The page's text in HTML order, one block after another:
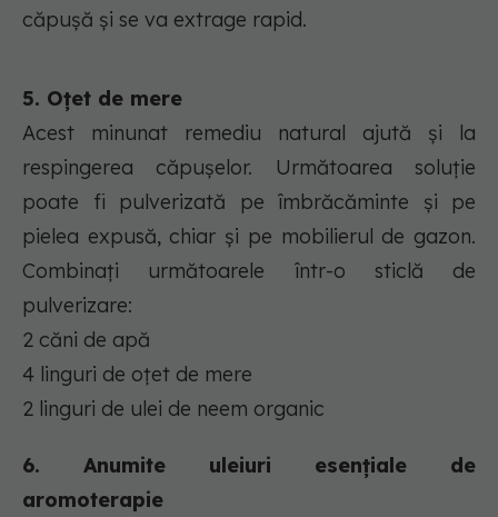
căpușă și se va extrage rapid.
5. Oțet de mere
Acest minunat remediu natural ajută și la
respingerea căpușelor. Următoarea soluție
poate fi pulverizată pe îmbrăcăminte și pe
pielea expusă, chiar și pe mobilierul de gazon.
Combinați următoarele într-o sticlă de
pulverizare:
2 căni de apă
4 linguri de oțet de mere
2 linguri de ulei de neem organic
6. Anumite uleiuri esențiale de
aromoterapie